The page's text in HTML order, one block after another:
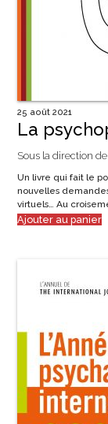
25 août 2021
La
Sous la direction de
Un livre qui fait le
nouvelles
virtuels… Au
Ajouter au panier